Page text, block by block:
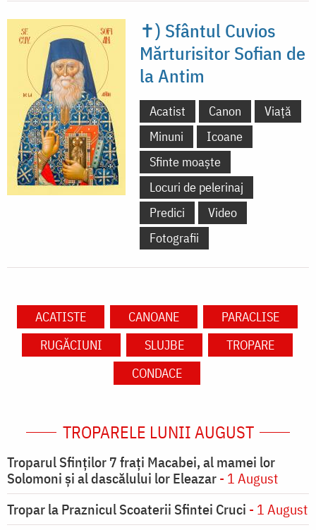
✝) Sfântul Cuvios
Mărturisitor Sofian de
la Antim
Acatist Canon
Viață
Minuni
Icoane
Sfinte moaște
Locuri de pelerinaj
Predici
Video
Fotografii
ACATISTE CANOANE
PARACLISE
RUGĂCIUNI
SLUJBE
TROPARE
CONDACE
TROPARELE LUNII AUGUST
Troparul Sfinţilor 7 fraţi Macabei, al mamei lor
Solomoni şi al dascălului lor Eleazar- 1 August
Tropar la Praznicul Scoaterii Sfintei Cruci - 1 August